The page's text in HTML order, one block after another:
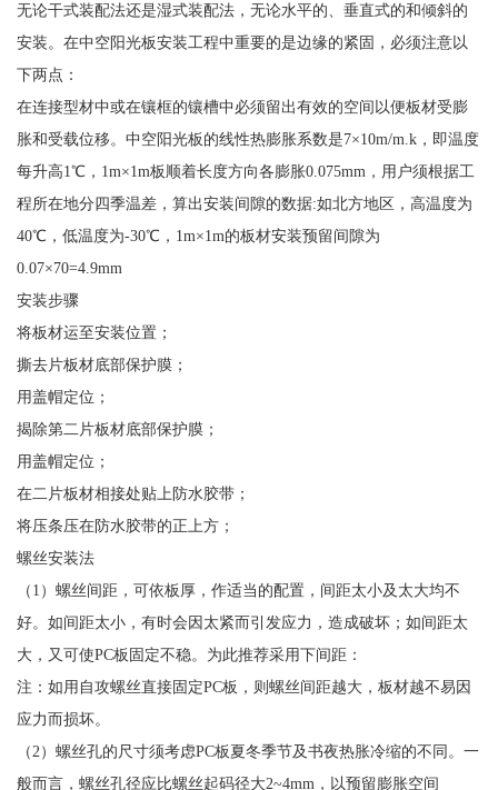
无论干式装配法还是湿式装配法，无论水平的、垂直式的和倾斜的
安装。在中空阳光板安装工程中重要的是边缘的紧固，必须注意以
下两点：
在连接型材中或在镶框的镶槽中必须留出有效的空间以便板材受膨
胀和受载位移。中空阳光板的线性热膨胀系数是7×10m/m.k，即温度
每升高1℃，1m×1m板顺着长度方向各膨胀0.075mm，用户须根据工
程所在地分四季温差，算出安装间隙的数据:如北方地区，高温度为
40℃，低温度为-30℃，1m×1m的板材安装预留间隙为
0.07×70=4.9mm
安装步骤
将板材运至安装位置；
撕去片板材底部保护膜；
用盖帽定位；
揭除第二片板材底部保护膜；
用盖帽定位；
在二片板材相接处贴上防水胶带；
将压条压在防水胶带的正上方；
螺丝安装法
（1）螺丝间距，可依板厚，作适当的配置，间距太小及太大均不
好。如间距太小，有时会因太紧而引发应力，造成破坏；如间距太
大，又可使PC板固定不稳。为此推荐采用下间距：
注：如用自攻螺丝直接固定PC板，则螺丝间距越大，板材越不易因
应力而损坏。
（2）螺丝孔的尺寸须考虑PC板夏冬季节及书夜热胀冷缩的不同。一
般而言，螺丝孔径应比螺丝起码径大2~4mm，以预留膨胀空间